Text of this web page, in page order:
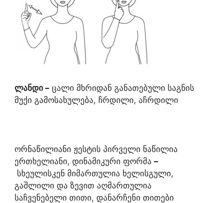
ლანდი – ცალი მხრიდან განათებული საგნის
მუქი გამოსახულება, ჩრდილი, აჩრდილი
ორნაწილიანი ჟესტის პირველი ნაწილია
ერთხელიანი, დინამიკური ფორმა –
სხეულისკენ მიმართულია ხელისგული,
გაშლილი და ზევით აღმართულია
საჩვენებელი თითი, დანარჩენი თითები